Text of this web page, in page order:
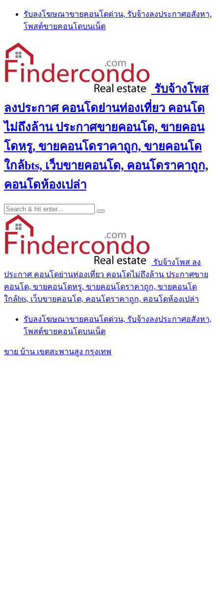
Skip
content
รับลงโฆษณาขายคอนโดด่วน, รับจ้างลงประกาศอสังหา,
โพสต์ขายคอนโดบนเน็ต
รับจ้างโพส
ลงประกาศ คอนโดย่านท่องเที่ยว คอนโด
ไม่ถึงล้าน ประกาศขายคอนโด, ขายคอน
โดหรู, ขายคอนโดราคาถูก, ขายคอนโด
ใกล้bts, เว็บขายคอนโด, คอนโดราคาถูก,
คอนโดห้องเปล่า
รับจ้างโพส ลง
ประกาศ คอนโดย่านท่องเที่ยว คอนโดไม่ถึงล้าน ประกาศขาย
คอนโด, ขายคอนโดหรู, ขายคอนโดราคาถูก, ขายคอนโด
ใกล้bts, เว็บขายคอนโด, คอนโดราคาถูก, คอนโดห้องเปล่า
รับลงโฆษณาขายคอนโดด่วน, รับจ้างลงประกาศอสังหา,
โพสต์ขายคอนโดบนเน็ต
ขาย บ้าน เขตสะพานสูง กรุงเทพ